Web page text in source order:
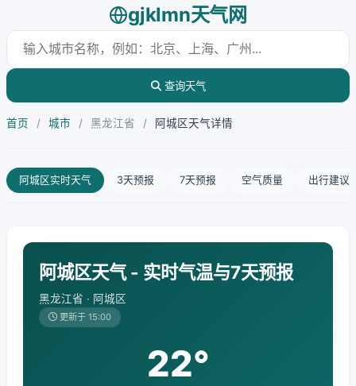
gjklmn天气网
查询天气
首页 / 城市 / 黑龙江省 / 阿城区天气详情
阿城区实时天气 3天预报 7天预报 空气质量 出行建议
阿城区天气 - 实时气温与7天预报
黑龙江省 · 阿城区
更新于 15:00
22°